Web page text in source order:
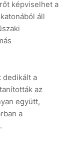
képviselhet a
áll
dedikált a
az
együtt,
a